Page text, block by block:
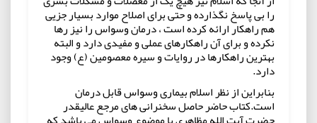
را بی پاسخ نگذارده و حتی برای اصلاح موارد بسیار جزیی
هم راهکار ارائه کرده است ، درمان وسواس را نیز رها
نکرده و برای آن راهکارهای عملی و مفیدی دارد و البته
بهترین راهکارها در روایات و سیره معصومین (ع) وجود
دارد.
بنابراین از نظر اسلام بیماری وسواس قابل درمان
است.کتاب حاضر حاصل سخنرانی های مرجع عالیقدر